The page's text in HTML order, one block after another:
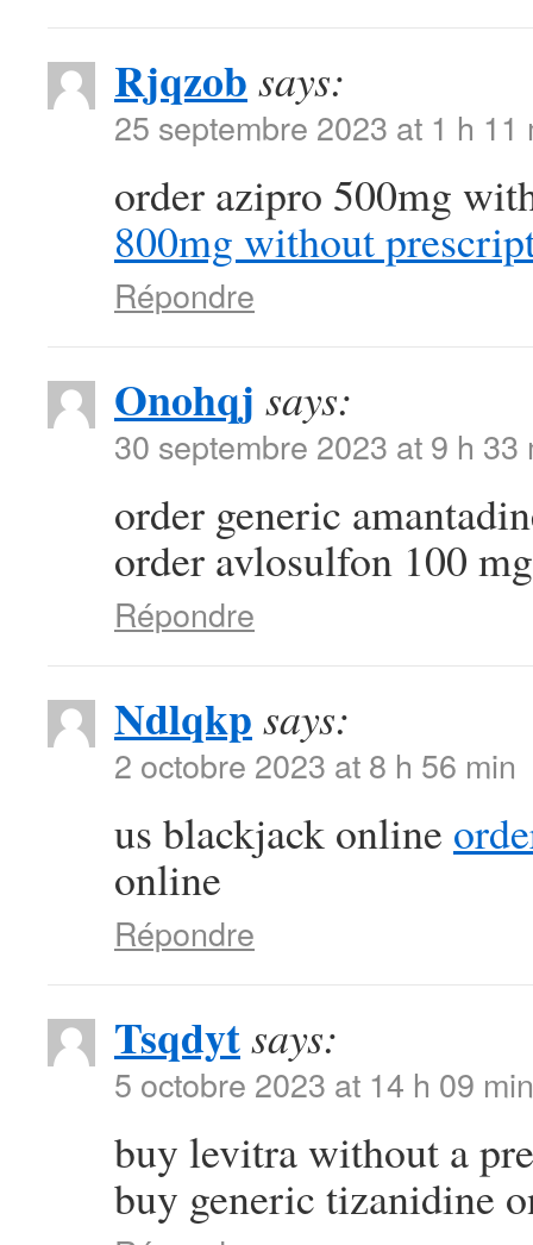
Rjqzob says:
25 septembre 2023 at 1 h 11
order azipro 500mg
800mg without
Répondre
Onohqj says:
30 septembre 2023 at 9 h 33
order generic
order avlosulfon 100
Répondre
Ndlqkp says:
2 octobre 2023 at 8 h 56 min
us blackjack online
online
Répondre
Tsqdytsays:
5 octobre 2023 at 14 h 09 min
buy levitra without a
buy generic tizanidine